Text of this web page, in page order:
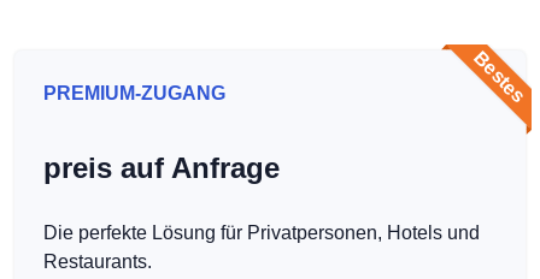
Bestes
PREMIUM-ZUGANG
preis auf Anfrage
Die perfekte Lösung für Privatpersonen, Hotels und
Restaurants.